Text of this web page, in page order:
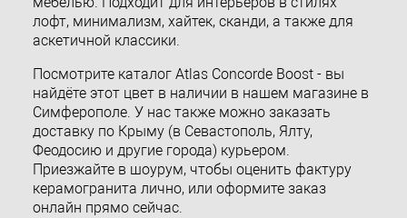
лофт, минимализм, хайтек, сканди, а также для
аскетичной классики.
Посмотрите каталог Atlas Concorde Boost - вы
найдёте этот цвет в наличии в нашем магазине в
Симферополе. У нас также можно заказать
доставку по Крыму (в Севастополь, Ялту,
Феодосию и другие города) курьером.
Приезжайте в шоурум, чтобы оценить фактуру
керамогранита лично, или оформите заказ
онлайн прямо сейчас.